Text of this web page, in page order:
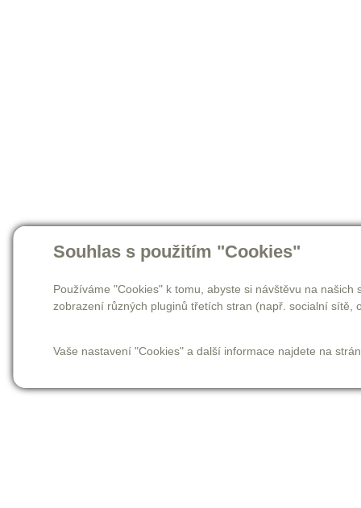
Souhlas s použitím "Cookies"
Používáme "Cookies" k tomu, abyste si návštěvu na
zobrazení různých pluginů třetích stran (např. socialní sítě,
Vaše nastavení "Cookies" a další informace najdete na